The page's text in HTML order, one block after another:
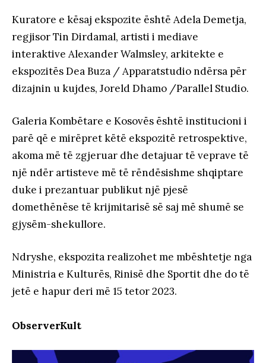
Kuratore e kësaj ekspozite është Adela Demetja,
regjisor Tin Dirdamal, artisti i mediave
interaktive Alexander Walmsley, arkitekte e
ekspozitës Dea Buza / Apparatstudio ndërsa për
dizajnin u kujdes, Joreld Dhamo /Parallel Studio.
Galeria Kombëtare e Kosovës është institucioni i
parë që e mirëpret këtë ekspozitë retrospektive,
akoma më të zgjeruar dhe detajuar të veprave të
një ndër artisteve më të rëndësishme shqiptare
duke i prezantuar publikut një pjesë
domethënëse të krijmitarisë së saj më shumë se
gjysëm-shekullore.
Ndryshe, ekspozita realizohet me mbështetje nga
Ministria e Kulturës, Rinisë dhe Sportit dhe do të
jetë e hapur deri më 15 tetor 2023.
ObserverKult